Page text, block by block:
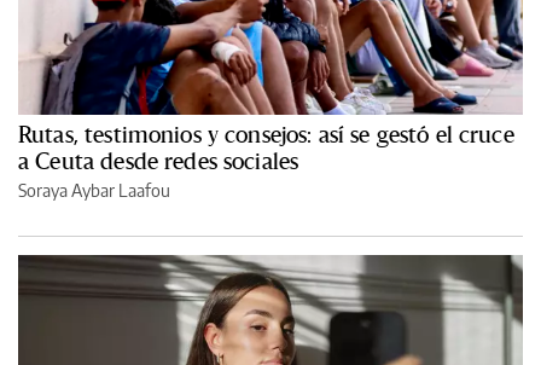
Rutas, testimonios y consejos: así se gestó el cruce
a Ceuta desde redes sociales
Soraya Aybar Laafou